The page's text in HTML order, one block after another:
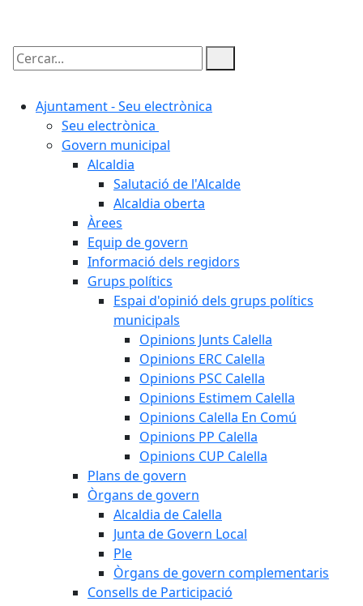
Cercar:
Ajuntament - Seu electrònica
Seu electrònica
Govern municipal
Alcaldia
Salutació de l'Alcalde
Alcaldia oberta
Àrees
Equip de govern
Informació dels regidors
Grups polítics
Espai d'opinió dels grups polítics
municipals
Opinions Junts Calella
Opinions ERC Calella
Opinions PSC Calella
Opinions Estimem Calella
Opinions Calella En Comú
Opinions PP Calella
Opinions CUP Calella
Plans de govern
Òrgans de govern
Alcaldia de Calella
Junta de Govern Local
Ple
Òrgans de govern complementaris
Consells de Participació